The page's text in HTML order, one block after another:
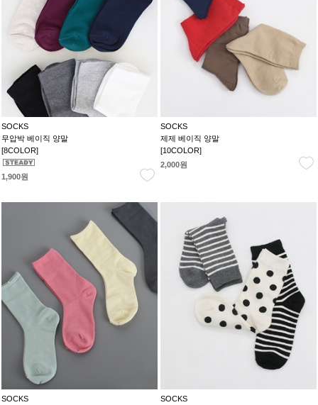
SOCKS
무압박 베이직 양말
[8COLOR]
1,900원
SOCKS
제제 베이직 양말
[10COLOR]
2,000원
SOCKS
SOCKS